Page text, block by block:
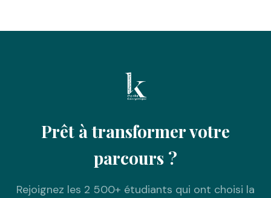
Prêt à transformer votre
parcours ?
Rejoignez les 2 500+ étudiants qui ont choisi la